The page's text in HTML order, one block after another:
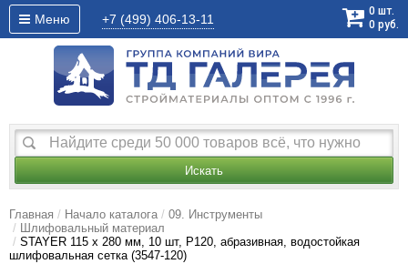
Меню +7 (499) 406-13-11
0 шт.
0 руб.
Искать
Главная Начало каталога
09. Инструменты
Шлифовальный материал
STAYER 115 х 280 мм, 10 шт, P120, абразивная, водостойкая
шлифовальная сетка (3547-120)